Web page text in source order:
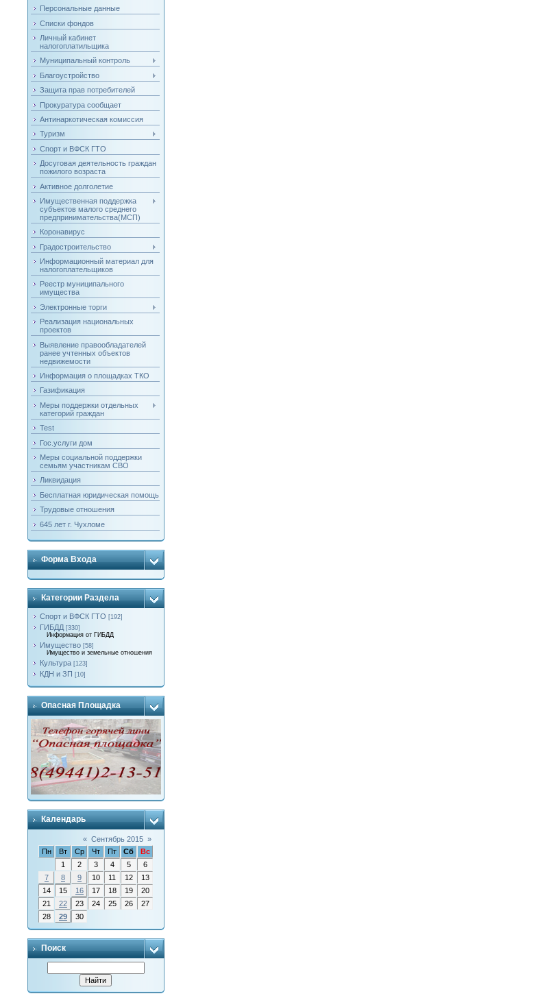
Персональные данные
Списки фондов
Личный кабинет
налогоплатильщика
Муниципальный контроль
Благоустройство
Защита прав потребителей
Прокуратура сообщает
Антинаркотическая комиссия
Туризм
Спорт и ВФСК ГТО
Досуговая деятельность граждан
пожилого возраста
Активное долголетие
Имущественная поддержка
субъектов малого среднего
предпринимательства(МСП)
Коронавирус
Градостроительство
Информационный материал для
налогоплательщиков
Реестр муниципального
имущества
Электронные торги
Реализация национальных
проектов
Выявление правообладателей
ранее учтенных объектов
недвижемости
Информация о площадках ТКО
Газификация
Меры поддержки отдельных
категорий граждан
Test
Гос.услуги дом
Меры социальной поддержки
семьям участникам СВО
Ликвидация
Бесплатная юридическая помощь
Трудовые отношения
645 лет г. Чухломе
Форма Входа
Категории Раздела
Спорт и ВФСК ГТО [192]
ГИБДД [330]
Информация от ГИБДД
Имущество [58]
Имущество и земельные отношения
Культура [123]
КДН и ЗП [10]
Опасная Площадка
Календарь
« Сентябрь 2015 »
Пн
Вт Ср Чт Пт Сб
Вс
1
2 3 4 5
6
7
8 9 10 11 12
13
14
15 16 17 18 19
20
21
22 23 24 25 26
27
28
29 30
Поиск